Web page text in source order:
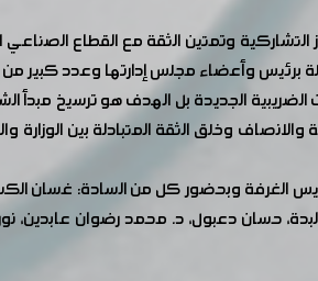
التشاركية وتمتين الثقة مع القطاع
برئيس وأعضاء مجلس إدارتها وعدد
الجديدة بل الهدف هو ترسيخ مبدأ
وخلق الثقة المتبادلة بين
وبحضور كل من السادة: غسان الكسم
حسان دعبول، د. محمد رضوان عابدين،